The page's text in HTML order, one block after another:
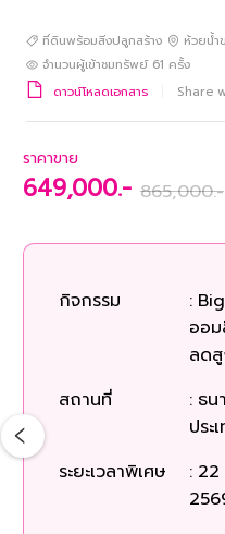
ที่ดินพร้อมสิ่งปลูกสร้าง ห้วยน้ำ
จำนวนผู้เข้าชมทรัพย์ 61 ครั้ง
ดาวน์โหลดเอกสาร
Share
ราคาขาย
649,000.- 865,000.-
กิจกรรม :
ออม
ลด
สถานที่
: ธน
ประ
ระยะเวลาพิเศษ
: